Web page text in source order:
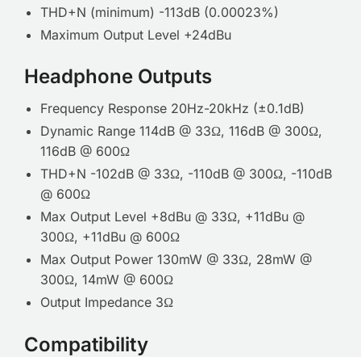
THD+N (minimum) -113dB (0.00023%)
Maximum Output Level +24dBu
Headphone Outputs
Frequency Response 20Hz-20kHz (±0.1dB)
Dynamic Range 114dB @ 33Ω, 116dB @ 300Ω,
116dB @ 600Ω
THD+N -102dB @ 33Ω, -110dB @ 300Ω, -110dB
@ 600Ω
Max Output Level +8dBu @ 33Ω, +11dBu @
300Ω, +11dBu @ 600Ω
Max Output Power 130mW @ 33Ω, 28mW @
300Ω, 14mW @ 600Ω
Output Impedance 3Ω
Compatibility